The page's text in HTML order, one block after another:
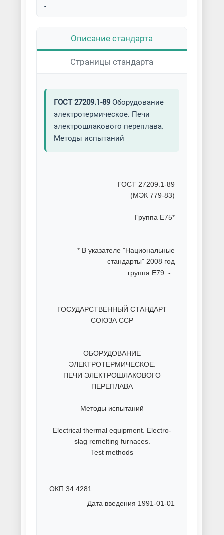
-
Описание стандарта
Страницы стандарта
ГОСТ 27209.1-89Оборудование
электротермическое. Печи
электрошлакового переплава.
Методы испытаний